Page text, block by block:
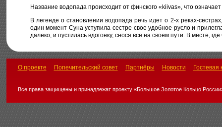
Название водопада происходит от финского «kiivas», что
В легенде о становлении водопада речь идет о 2-х реках-
один момент Суна уступила сестре свое удобное русло и
далеко, и пустилась вдогонку, снося все на своем пути. В месте,
О проекте Попечительский совет Партнёры Новости Гостевая
Все права защищены и принадлежат проекту «Большое Золотое Кольцо